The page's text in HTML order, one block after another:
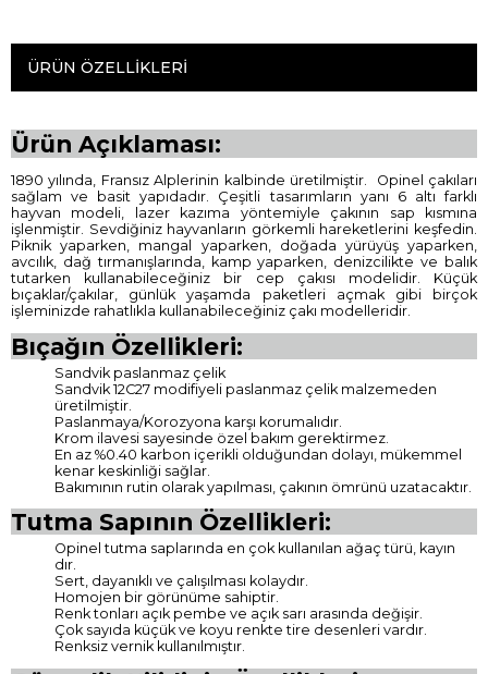
ÜRÜN ÖZELLIKLERI
Ürün Açıklaması:
1890 yılında, Fransız Alplerinin kalbinde üretilmiştir. Opinel çakıları
sağlam ve basit yapıdadır. Çeşitli tasarımların yanı 6 altı farklı
hayvan modeli, lazer kazıma yöntemiyle çakının sap kısmına
işlenmiştir. Sevdiğiniz hayvanların görkemli hareketlerini keşfedin.
Piknik yaparken, mangal yaparken, doğada yürüyüş yaparken,
avcılık, dağ tırmanışlarında, kamp yaparken, denizcilikte ve balık
tutarken kullanabileceğiniz bir cep çakısı modelidir. Küçük
bıçaklar/çakılar, günlük yaşamda paketleri açmak gibi birçok
işleminizde rahatlıkla kullanabileceğiniz çakı modelleridir.
Bıçağın Özellikleri:
Sandvik paslanmaz çelik
Sandvik 12C27 modifiyeli paslanmaz çelik malzemeden
üretilmiştir.
Paslanmaya/Korozyona karşı korumalıdır.
Krom ilavesi sayesinde özel bakım gerektirmez.
En az %0.40 karbon içerikli olduğundan dolayı, mükemmel
kenar keskinliği sağlar.
Bakımının rutin olarak yapılması, çakının ömrünü uzatacaktır.
Tutma Sapının Özellikleri:
Opinel tutma saplarında en çok kullanılan ağaç türü, kayın
dır.
Sert, dayanıklı ve çalışılması kolaydır.
Homojen bir görünüme sahiptir.
Renk tonları açık pembe ve açık sarı arasında değişir.
Çok sayıda küçük ve koyu renkte tire desenleri vardır.
Renksiz vernik kullanılmıştır.